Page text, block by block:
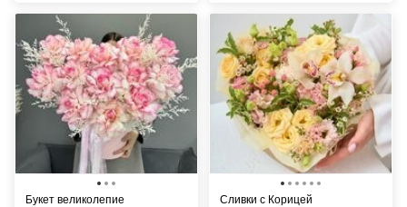
Букет великолепие Сливки с Корицей